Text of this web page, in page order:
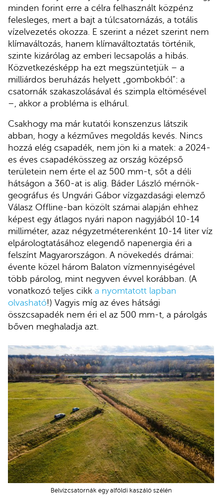
minden forint erre a célra felhasznált közpénz
felesleges, mert a bajt a túlcsatornázás, a totális
vízelvezetés okozza. E szerint a nézet szerint nem
klímaváltozás, hanem klímaváltoztatás történik,
szinte kizárólag az emberi lecsapolás a hibás.
Közvetkezésképp ha ezt megszüntetjük – a
milliárdos beruházás helyett „gombokból”: a
csatornák szakaszolásával és szimpla eltömésével
–, akkor a probléma is elhárul.
Csakhogy ma már kutatói konszenzus látszik
abban, hogy a kézműves megoldás kevés. Nincs
hozzá elég csapadék, nem jön ki a matek: a 2024-
es éves csapadékösszeg az ország középső
területein nem érte el az 500 mm-t, sőt a déli
hátságon a 360-at is alig. Báder László mérnök-
geográfus és Ungvári Gábor vízgazdasági elemző
Válasz Offline-ban közölt számai alapján ehhez
képest egy átlagos nyári napon nagyjából 10-14
milliméter, azaz négyzetméterenként 10-14 liter víz
elpárologtatásához elegendő napenergia éri a
felszínt Magyarországon. A növekedés drámai:
évente közel három Balaton vízmennyiségével
több párolog, mint negyven évvel korábban. (A
vonatkozó teljes cikk a nyomtatott lapban
olvasható!) Vagyis míg az éves hátsági
összcsapadék nem éri el az 500 mm-t, a párolgás
bőven meghaladja azt.
Belvízcsatornák egy alföldi kaszáló szélén